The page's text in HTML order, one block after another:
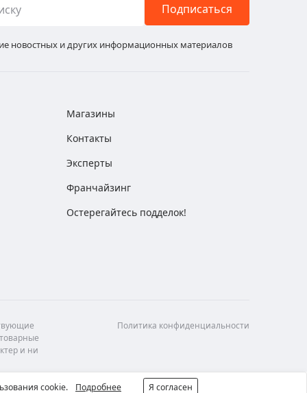
Подписаться
новостных и других информационных материалов
Магазины
Контакты
Эксперты
Франчайзинг
Остерегайтесь подделок!
и ни
Политика конфиденциальности
cookie. Подробнее Я согласен